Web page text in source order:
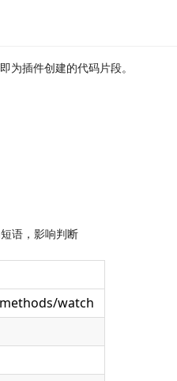
插件创建的代码片段。
语，影响判断
watch